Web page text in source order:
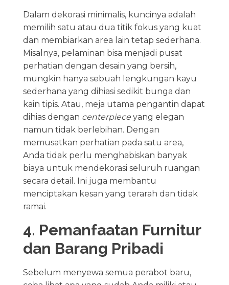
Dalam dekorasi minimalis, kuncinya adalah
memilih satu atau dua titik fokus yang kuat
dan membiarkan area lain tetap sederhana.
Misalnya, pelaminan bisa menjadi pusat
perhatian dengan desain yang bersih,
mungkin hanya sebuah lengkungan kayu
sederhana yang dihiasi sedikit bunga dan
kain tipis. Atau, meja utama pengantin dapat
dihias dengan centerpieceyang elegan
namun tidak berlebihan. Dengan
memusatkan perhatian pada satu area,
Anda tidak perlu menghabiskan banyak
biaya untuk mendekorasi seluruh ruangan
secara detail. Ini juga membantu
menciptakan kesan yang terarah dan tidak
ramai.
4. Pemanfaatan Furnitur
dan Barang Pribadi
Sebelum menyewa semua perabot baru,